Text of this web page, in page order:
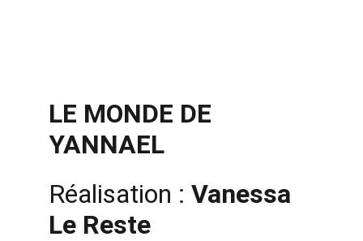
LE MONDE DE
YANNAEL
Réalisation : Vanessa
Le Reste